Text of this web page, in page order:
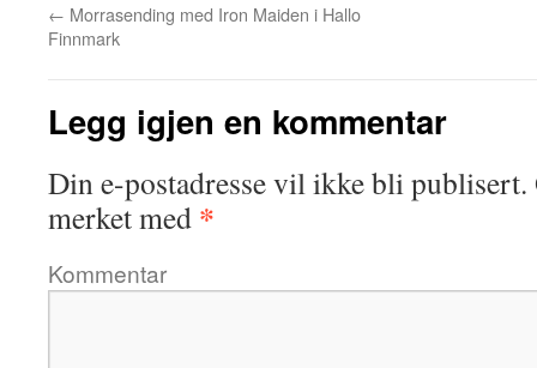
← Morrasending med Iron Maiden i Hallo
Finnmark
Legg igjen en kommentar
Din e-postadresse vil ikke bli publisert.
merket med *
Kommentar